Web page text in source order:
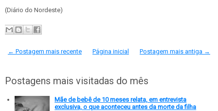
(Diário do Nordeste)
← Postagem mais recente Postagem mais antiga →
Página inicial
Postagens mais visitadas do mês
Mãe de bebê de 10 meses relata, em entrevista
exclusiva, o que aconteceu antes da morte da filha